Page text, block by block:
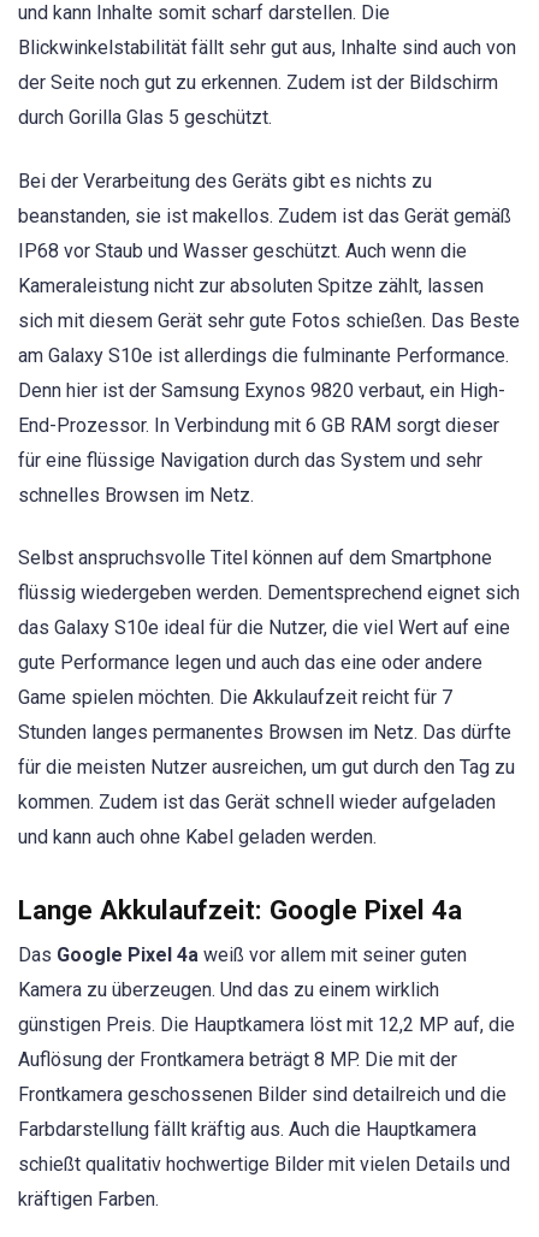
und kann Inhalte somit scharf darstellen. Die
Blickwinkelstabilität fällt sehr gut aus, Inhalte sind auch von
der Seite noch gut zu erkennen. Zudem ist der Bildschirm
durch Gorilla Glas 5 geschützt.
Bei der Verarbeitung des Geräts gibt es nichts zu
beanstanden, sie ist makellos. Zudem ist das Gerät gemäß
IP68 vor Staub und Wasser geschützt. Auch wenn die
Kameraleistung nicht zur absoluten Spitze zählt, lassen
sich mit diesem Gerät sehr gute Fotos schießen. Das Beste
am Galaxy S10e ist allerdings die fulminante Performance.
Denn hier ist der Samsung Exynos 9820 verbaut, ein High-
End-Prozessor. In Verbindung mit 6 GB RAM sorgt dieser
für eine flüssige Navigation durch das System und sehr
schnelles Browsen im Netz.
Selbst anspruchsvolle Titel können auf dem Smartphone
flüssig wiedergeben werden. Dementsprechend eignet sich
das Galaxy S10e ideal für die Nutzer, die viel Wert auf eine
gute Performance legen und auch das eine oder andere
Game spielen möchten. Die Akkulaufzeit reicht für 7
Stunden langes permanentes Browsen im Netz. Das dürfte
für die meisten Nutzer ausreichen, um gut durch den Tag zu
kommen. Zudem ist das Gerät schnell wieder aufgeladen
und kann auch ohne Kabel geladen werden.
Lange Akkulaufzeit: Google Pixel 4a
Das Google Pixel 4a weiß vor allem mit seiner guten
Kamera zu überzeugen. Und das zu einem wirklich
günstigen Preis. Die Hauptkamera löst mit 12,2 MP auf, die
Auflösung der Frontkamera beträgt 8 MP. Die mit der
Frontkamera geschossenen Bilder sind detailreich und die
Farbdarstellung fällt kräftig aus. Auch die Hauptkamera
schießt qualitativ hochwertige Bilder mit vielen Details und
kräftigen Farben.